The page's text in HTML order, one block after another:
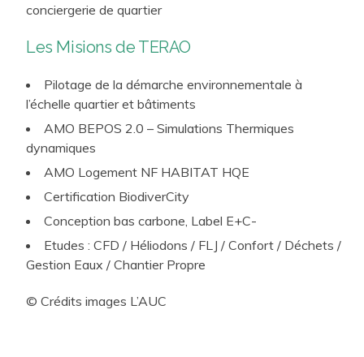
conciergerie de quartier
Les Misions de TERAO
Pilotage de la démarche environnementale à
l’échelle quartier et bâtiments
AMO BEPOS 2.0 – Simulations Thermiques
dynamiques
AMO Logement NF HABITAT HQE
Certification BiodiverCity
Conception bas carbone, Label E+C-
Etudes : CFD / Héliodons / FLJ / Confort / Déchets /
Gestion Eaux / Chantier Propre
© Crédits images L’AUC